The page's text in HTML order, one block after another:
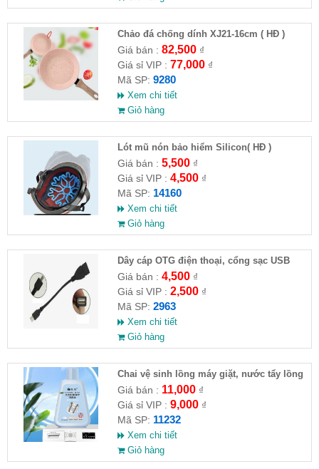
Chảo đá chống dính XJ21-16cm ( HĐ )
Giá bán : 82,500₫
Giá sỉ VIP : 77,000₫
Mã SP: 9280
Xem chi tiết
Giỏ hàng
Lót mũ nón bảo hiểm Silicon( HĐ )
Giá bán : 5,500₫
Giá sỉ VIP : 4,500₫
Mã SP: 14160
Xem chi tiết
Giỏ hàng
Dây cáp OTG điện thoại, cổng sạc USB
Giá bán : 4,500₫
Giá sỉ VIP : 2,500₫
Mã SP: 2963
Xem chi tiết
Giỏ hàng
Chai vệ sinh lồng máy giặt, nước tẩy lồng
máy giặt CLEANING FLUID
Giá bán : 11,000₫
Giá sỉ VIP : 9,000₫
Mã SP: 11232
Xem chi tiết
Giỏ hàng